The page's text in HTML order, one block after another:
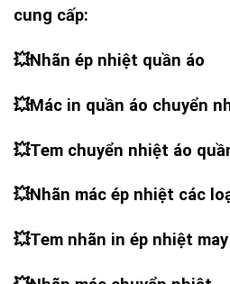
cung cấp:
💥Nhãn ép nhiệt quần áo
💥Mác in quần áo chuyển
💥Tem chuyển nhiệt áo
💥Nhãn mác ép nhiệt các
💥Tem nhãn in ép nhiệt